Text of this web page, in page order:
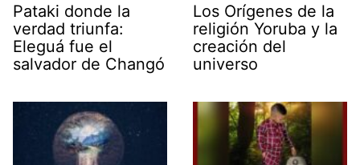
Pataki donde la
verdad triunfa:
Eleguá fue el
salvador de Changó
Los Orígenes de la
religión Yoruba y la
creación del
universo